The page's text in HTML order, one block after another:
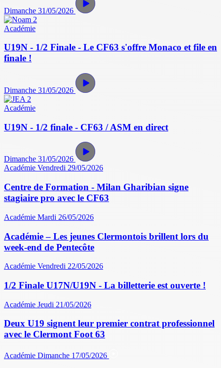
Dimanche 31/05/2026
Académie
U19N - 1/2 Finale - Le CF63 s'offre Monaco et file en
finale !
Dimanche 31/05/2026
Académie
U19N - 1/2 finale - CF63 / ASM en direct
Dimanche 31/05/2026
Académie Vendredi 29/05/2026
Centre de Formation - Milan Gharibian signe
stagiaire pro avec le CF63
Académie Mardi 26/05/2026
Académie – Les jeunes Clermontois brillent lors du
week-end de Pentecôte
Académie Vendredi 22/05/2026
1/2 Finale U17N/U19N - La billetterie est ouverte !
Académie Jeudi 21/05/2026
Deux U19 signent leur premier contrat professionnel
avec le Clermont Foot 63
Académie Dimanche 17/05/2026